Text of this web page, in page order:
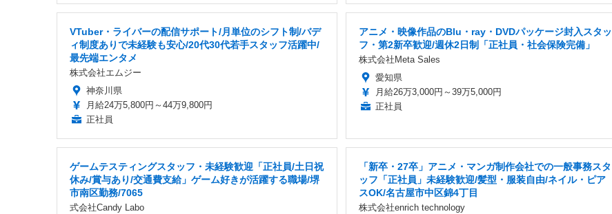
VTuber・ライバーの配信サポート/月単位のシフト制/バデ
ィ制度ありで未経験も安心/20代30代若手スタッフ活躍中/
最先端エンタメ
株式会社エムジー
神奈川県
月給24万5,800円～44万9,800円
正社員
アニメ・映像作品のBlu・ray・DVDパッケージ封入スタッ
フ・第2新卒歓迎/週休2日制「正社員・社会保険完備」
株式会社Meta Sales
愛知県
月給26万3,000円～39万5,000円
正社員
ゲームテスティングスタッフ・未経験歓迎「正社員/土日祝
休み/賞与あり/交通費支給」ゲーム好きが活躍する職場/堺
市南区勤務/7065
式会社Candy Labo
「新卒・27卒」アニメ・マンガ制作会社での一般事務スタ
ッフ「正社員」未経験歓迎/髪型・服装自由/ネイル・ピア
スOK/名古屋市中区錦4丁目
株式会社enrich technology